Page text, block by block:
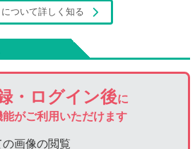
ついて詳しく知る
・ログイン後に
がご利用いただけます
の画像の閲覧